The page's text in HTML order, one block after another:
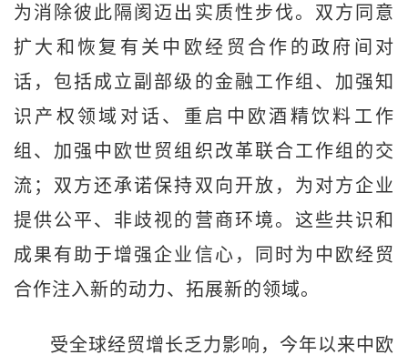
为消除彼此隔阂迈出实质性步伐。双方同意
扩大和恢复有关中欧经贸合作的政府间对
话，包括成立副部级的金融工作组、加强知
识产权领域对话、重启中欧酒精饮料工作
组、加强中欧世贸组织改革联合工作组的交
流；双方还承诺保持双向开放，为对方企业
提供公平、非歧视的营商环境。这些共识和
成果有助于增强企业信心，同时为中欧经贸
合作注入新的动力、拓展新的领域。
受全球经贸增长乏力影响，今年以来中欧